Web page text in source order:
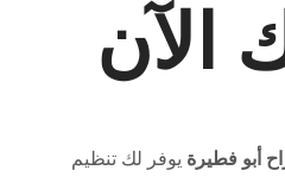
الآن
أبو فطيرة يوفر لك تنظيم